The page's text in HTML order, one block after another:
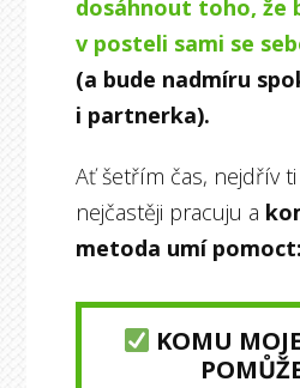
dosáhnout toho, že
v posteli sami se
(a bude nadmíru
i partnerka).
Ať šetřím čas, nejdřív
nejčastěji pracuju a
metoda umí pomoct:
KOMU